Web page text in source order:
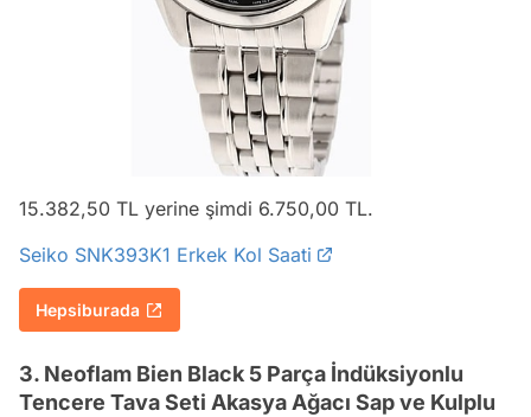
15.382,50 TL yerine şimdi 6.750,00 TL.
Seiko SNK393K1 Erkek Kol Saati
Hepsiburada
3. Neoflam Bien Black 5 Parça İndüksiyonlu
Tencere Tava Seti Akasya Ağacı Sap ve Kulplu